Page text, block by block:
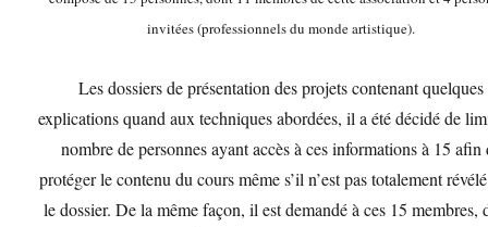
invitées (professionnels du monde artistique).
Les dossiers de présentation des projets contenant quelques
explications quand aux techniques abordées, il a été décidé de
nombre de personnes ayant accès à ces informations à 15 afin
protéger le contenu du cours même s’il n’est pas totalement
le dossier. De la même façon, il est demandé à ces 15 membres,